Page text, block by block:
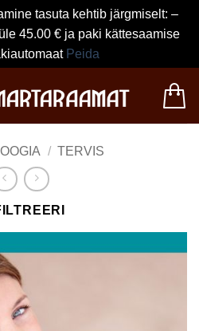
tasuta kehtib järgmiselt: –
45.00 € ja paki kättesaamise
Peida
/ TERVIS